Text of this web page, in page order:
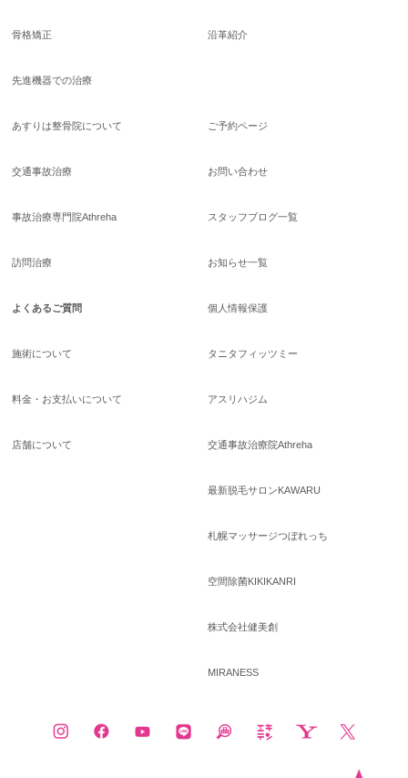
骨格矯正
先進機器での治療
沿革紹介
あすりは整骨院について
交通事故治療
事故治療専門院Athreha
訪問治療
よくあるご質問
施術について
料金・お支払いについて
店舗について
ご予約ページ
お問い合わせ
スタッフブログ一覧
お知らせ一覧
個人情報保護
タニタフィッツミー
アスリハジム
交通事故治療院Athreha
最新脱毛サロンKAWARU
札幌マッサージつぼれっち
空間除菌KIKIKANRI
株式会社健美創
MIRANESS